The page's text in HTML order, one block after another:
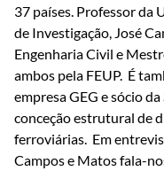
37 países. Professor da
de Investigação, José
Engenharia Civil e
ambos pela FEUP. É
empresa GEG e sócio
conceção estrutural de
ferroviárias. Em
Campos e Matos fala-